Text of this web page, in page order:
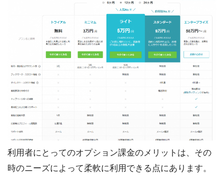
利用者にとってのオプション課金のメリットは、その
時のニーズによって柔軟に利用できる点にあります。